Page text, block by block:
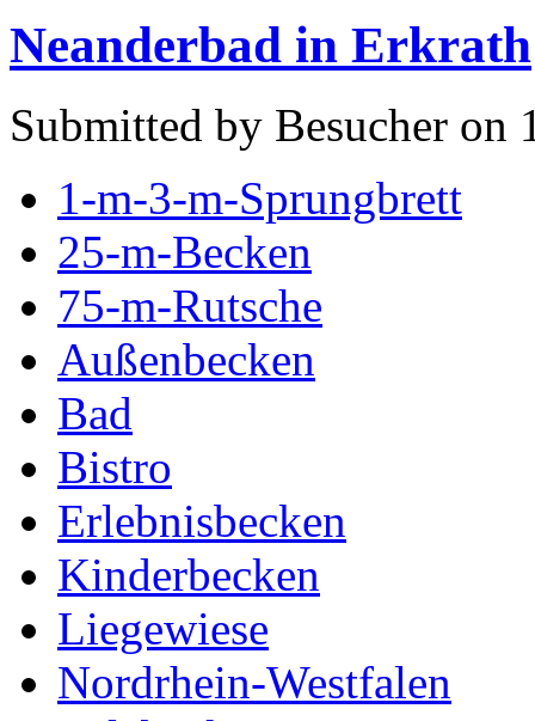
Neanderbad in Erkrath
Submitted by Besucher on
1-m-3-m-Sprungbrett
25-m-Becken
75-m-Rutsche
Außenbecken
Bad
Bistro
Erlebnisbecken
Kinderbecken
Liegewiese
Nordrhein-Westfalen